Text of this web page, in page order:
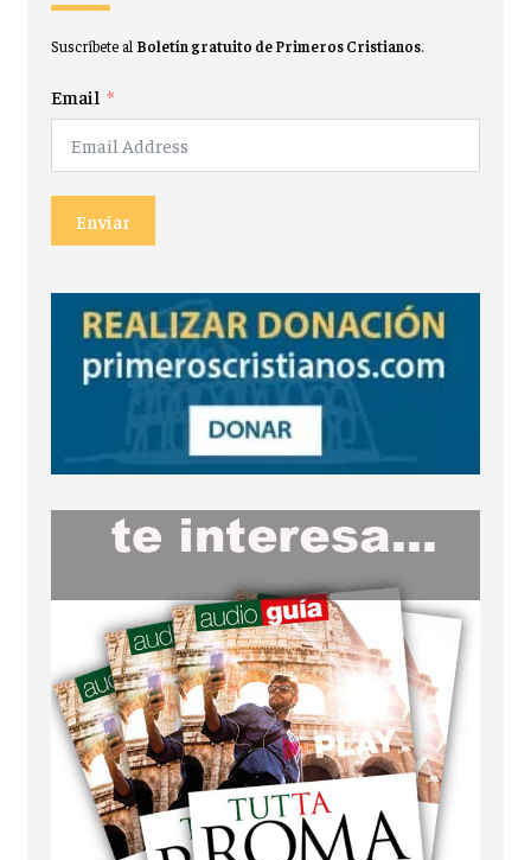
Suscríbete al Boletín gratuito de Primeros Cristianos.
Email
Enviar